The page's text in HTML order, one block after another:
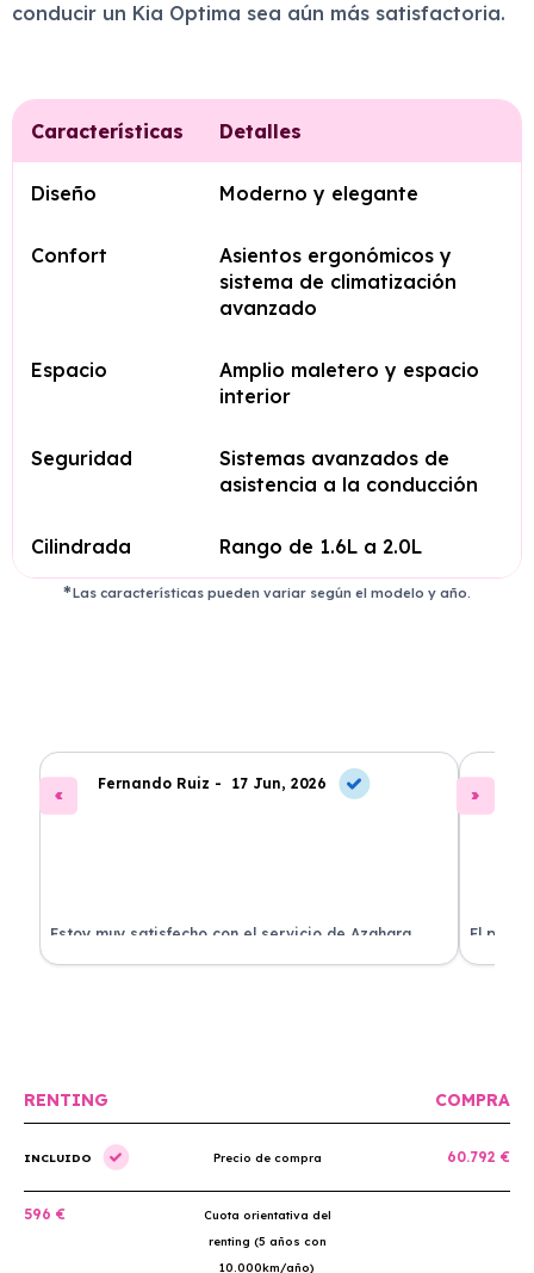
conducir un Kia Optima sea aún más satisfactoria.
Características Detalles
Diseño Moderno y elegante
Confort
Asientos ergonómicos y
sistema de climatización
avanzado
Espacio
Amplio maletero y espacio
interior
Seguridad
Sistemas avanzados de
asistencia a la conducción
Cilindrada Rango de 1.6L a 2.0L
Las características pueden variar según el modelo y año.
Fernando Ruiz - 17 Jun, 2026
Estoy muy satisfecho con el servicio de Azahara
Renting. El coche está en perfectas condiciones y el
El
llegó
RENTING COMPRA
INCLUIDO Precio de compra 60.792 €
596 €
Cuota orientativa del
renting (5 años con
10.000km/año)